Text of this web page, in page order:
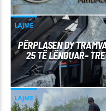
LAJME
PËRPLASEN DY
25 TË LËNDUAR–
LAJME